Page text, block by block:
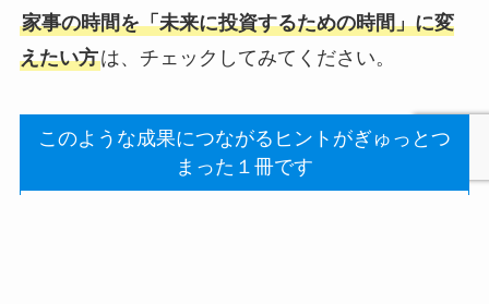
家事の時間を「未来に投資するための時間」に変
えたい方は、チェックしてみてください。
このような成果につながるヒントがぎゅっとつ
まった１冊です